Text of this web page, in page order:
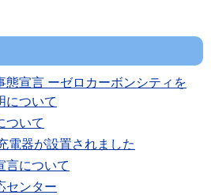
態宣言 ーゼロカーボンシティを
について
ついて
電器が設置されました
言について
センター